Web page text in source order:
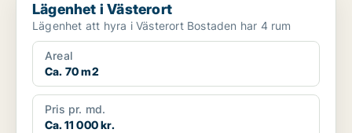
Lägenhet i Västerort
Lägenhet att hyra i Västerort Bostaden har 4 rum
Areal
Ca. 70 m2
Pris pr. md.
Ca. 11 000 kr.